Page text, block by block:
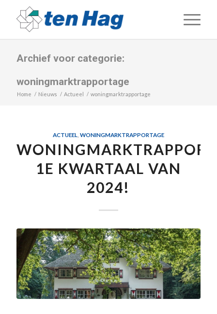
Archief voor categorie:
woningmarktrapportage
Home / Nieuws / Actueel / woningmarktrapportage
ACTUEEL, WONINGMARKTRAPPORTAGE
1E KWARTAAL VAN
2024!